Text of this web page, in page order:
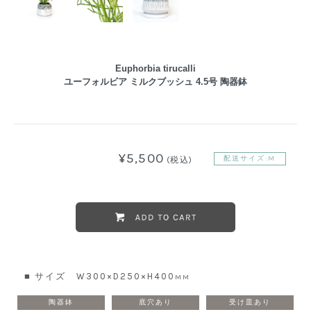
Euphorbia tirucalli
ユーフォルビア ミルクブッシュ 4.5号 陶器鉢
¥5,500 (税込) 配送サイズ:M
■ サイズ W300×D250×H400 MM
陶器鉢 底穴あり 受け皿あり